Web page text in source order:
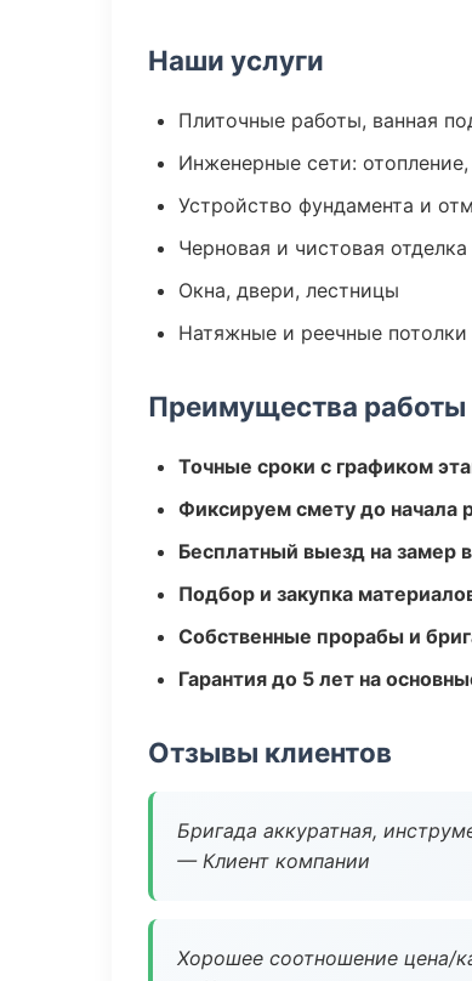
Наши услуги
Плиточные работы, ванная
Инженерные сети:
Устройство фундамента и
Черновая и чистовая отделка
Окна, двери, лестницы
Натяжные и реечные потолки
Преимущества работы
Точные сроки с графиком
Фиксируем смету до начала
Бесплатный выезд на замер
Подбор и закупка
Собственные прорабы и
Гарантия до 5 лет на
Отзывы клиентов
Бригада аккуратная,
— Клиент компании
Хорошее соотношение цена/